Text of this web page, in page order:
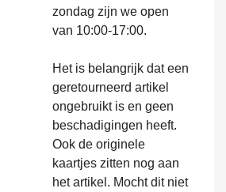
zondag zijn we open
van 10:00-17:00.
Het is belangrijk dat een
geretourneerd artikel
ongebruikt is en geen
beschadigingen heeft.
Ook de originele
kaartjes zitten nog aan
het artikel. Mocht dit niet